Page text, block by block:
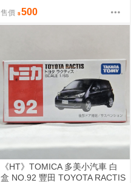
售價 500
《HT》TOMICA 多美小汽車 白
盒 NO.92 豐田 TOYOTA RACTIS